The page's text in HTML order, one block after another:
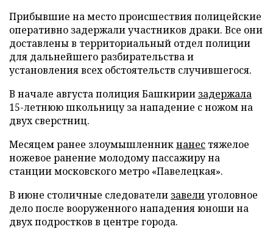
Прибывшие на место происшествия полицейские
оперативно задержали участников драки. Все они
доставлены в территориальный отдел полиции
для дальнейшего разбирательства и
установления всех обстоятельств случившегося.
В начале августа полиция Башкирии задержала
15-летнюю школьницу за нападение с ножом на
двух сверстниц.
Месяцем ранее злоумышленникнанес тяжелое
ножевое ранение молодому пассажиру на
станции московского метро «Павелецкая».
В июне столичные следователи завелиуголовное
дело после вооруженного нападения юноши на
двух подростков в центре города.